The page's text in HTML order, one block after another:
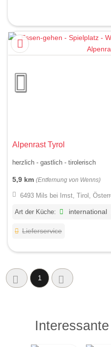
Alpenrast Tyrol
herzlich - gastlich - tirolerisch
5,9 km (Entfernung von Wenns)
6493 Mils bei Imst, Tirol,
Art der Küche: international
Lieferservice
1